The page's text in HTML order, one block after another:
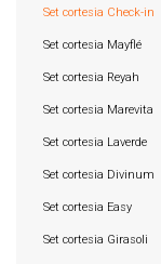
Set cortesia Check-in
Set cortesia Mayflé
Set cortesia Reyah
Set cortesia Marevita
Set cortesia Laverde
Set cortesia Divinum
Set cortesia Easy
Set cortesia Girasoli